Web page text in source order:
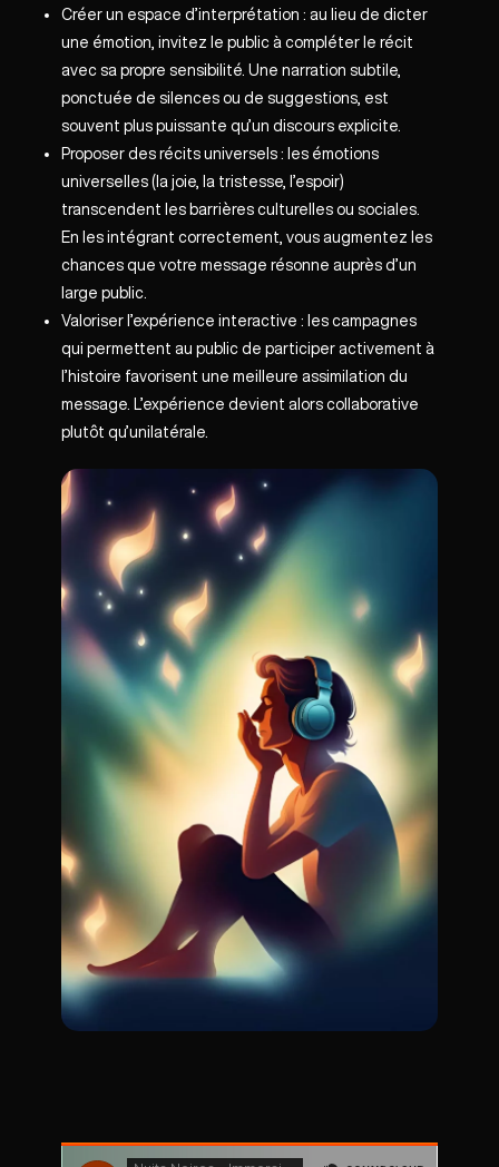
Créer un espace d’interprétation : au lieu de dicter
une émotion, invitez le public à compléter le récit
avec sa propre sensibilité. Une narration subtile,
ponctuée de silences ou de suggestions, est
souvent plus puissante qu’un discours explicite.
Proposer des récits universels : les émotions
universelles (la joie, la tristesse, l’espoir)
transcendent les barrières culturelles ou sociales.
En les intégrant correctement, vous augmentez les
chances que votre message résonne auprès d’un
large public.
Valoriser l’expérience interactive : les campagnes
qui permettent au public de participer activement à
l’histoire favorisent une meilleure assimilation du
message. L’expérience devient alors collaborative
plutôt qu’unilatérale.